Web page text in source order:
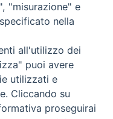
96600690588- Tutti i
"misurazione" e
nella
all'utilizzo dei
puoi avere
utilizzati e
Cliccando su
proseguirai